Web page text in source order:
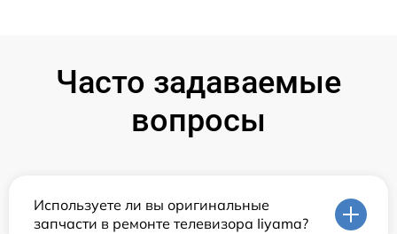
Часто задаваемые
вопросы
Используете ли вы оригинальные
запчасти в ремонте телевизора Iiyama?